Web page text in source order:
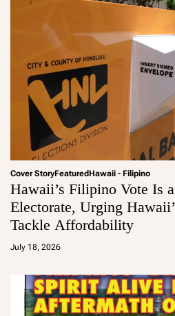
Cover StoryFeaturedHawaii - Filipino
Hawaii’s Filipino Vote Is
Electorate, Urging
Tackle Affordability
July 18, 2026
a
m